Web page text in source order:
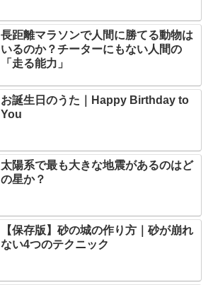
長距離マラソンで人間に勝てる動物は
いるのか？チーターにもない人間の
「走る能力」
お誕生日のうた｜Happy Birthday to
You
太陽系で最も大きな地震があるのはど
の星か？
【保存版】砂の城の作り方｜砂が崩れ
ない4つのテクニック